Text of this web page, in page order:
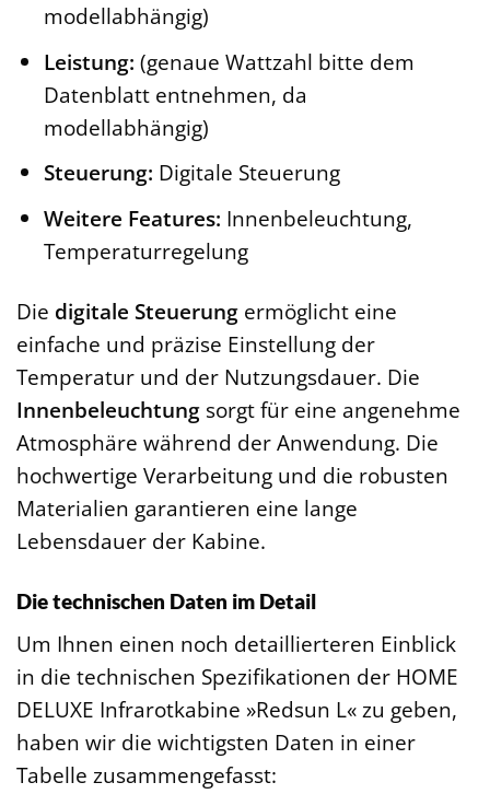
modellabhängig)
Leistung: (genaue Wattzahl bitte dem
Datenblatt entnehmen, da
modellabhängig)
Steuerung: Digitale Steuerung
Weitere Features: Innenbeleuchtung,
Temperaturregelung
Die digitale Steuerung ermöglicht eine
einfache und präzise Einstellung der
Temperatur und der Nutzungsdauer. Die
Innenbeleuchtung sorgt für eine angenehme
Atmosphäre während der Anwendung. Die
hochwertige Verarbeitung und die robusten
Materialien garantieren eine lange
Lebensdauer der Kabine.
Die technischen Daten im Detail
Um Ihnen einen noch detaillierteren Einblick
in die technischen Spezifikationen der HOME
DELUXE Infrarotkabine »Redsun L« zu geben,
haben wir die wichtigsten Daten in einer
Tabelle zusammengefasst: